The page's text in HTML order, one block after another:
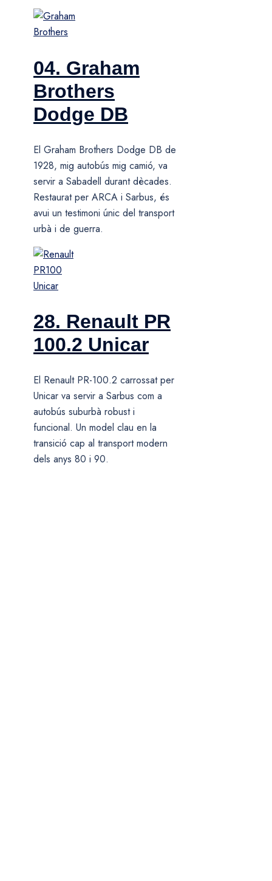
04. Graham
Brothers
Dodge DB
El Graham Brothers Dodge DB de
1928, mig autobús mig camió, va
servir a Sabadell durant dècades.
Restaurat per ARCA i Sarbus, és
avui un testimoni únic del transport
urbà i de guerra.
28. Renault PR
100.2 Unicar
El Renault PR-100.2 carrossat per
Unicar va servir a Sarbus com a
autobús suburbà robust i
funcional. Un model clau en la
transició cap al transport modern
dels anys 80 i 90.